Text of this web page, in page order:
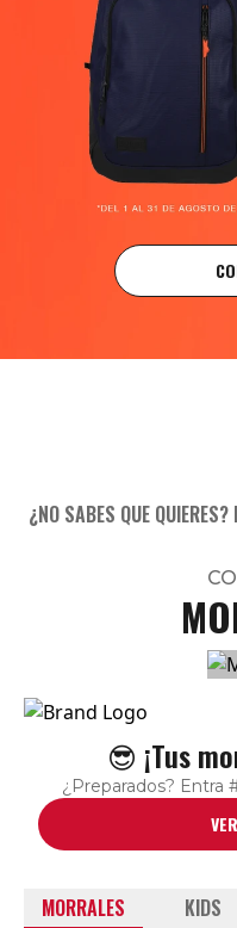
¿NO SABES QUE
😎 ¡Tus
¿Preparados? Entra
MORRALES KIDS